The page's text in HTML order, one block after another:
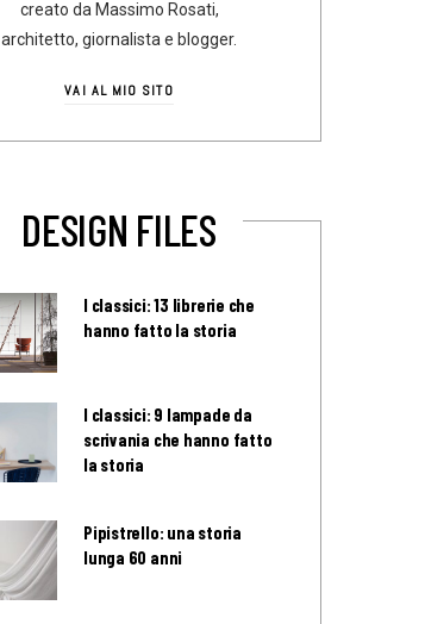
creato da Massimo Rosati,
architetto, giornalista e blogger.
VAI AL MIO SITO
DESIGN FILES
I classici: 13 librerie che
hanno fatto la storia
I classici: 9 lampade da
scrivania che hanno fatto
la storia
Pipistrello: una storia
lunga 60 anni